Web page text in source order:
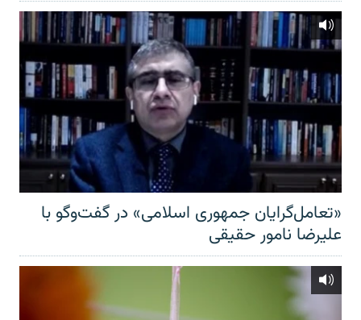
«تعامل‌گرایان جمهوری اسلامی» در گفت‌وگو با
علیرضا نامور حقیقی